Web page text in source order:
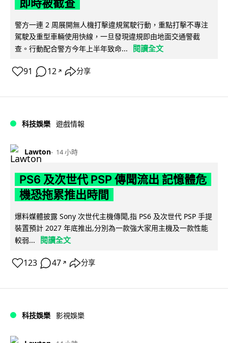
即時被截查
警方一連 2 周展開無人機打擊違規駕駛行動，重點打擊不專注
駕駛及重型車輛使用快線，一旦發現違規即由地面交通警截
查。行動配合警方今年上半年致命...
閱讀全文
91 12 ↗ 分享
科技娛樂 遊戲情報
Lawton 14 小時
PS6 及次世代 PSP 傳聞流出 記憶體危
機恐拖累推出時間
爆料媒體披露 Sony 次世代主機傳聞,指 PS6 及次世代 PSP 手提
裝置預計 2027 年底推出,分別為一款強大家用主機及一款性能
較弱...
閱讀全文
123 47 ↗ 分享
科技娛樂 影視娛樂